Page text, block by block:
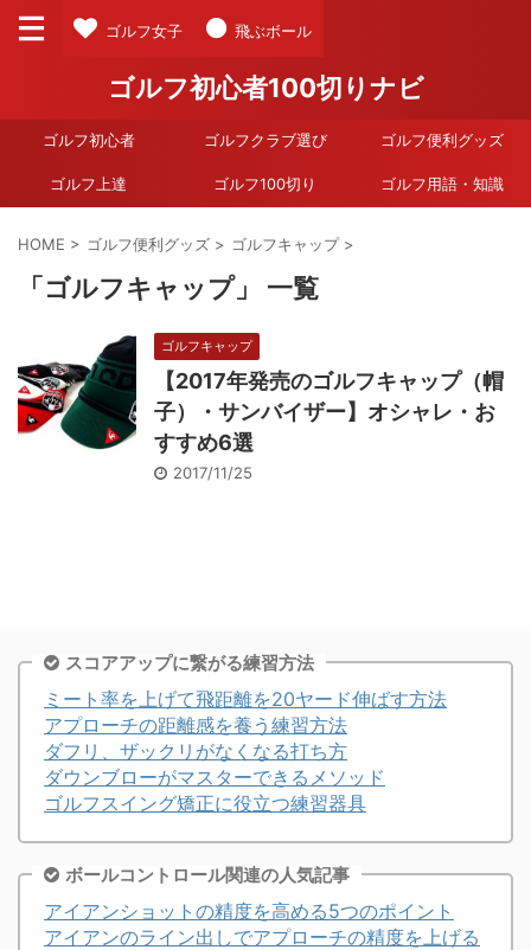
ゴルフ女子 飛ぶボール
ゴルフ初心者100切りナビ
ゴルフ初心者 ゴルフクラブ選び ゴルフ便利グッズ
ゴルフ上達 ゴルフ100切り ゴルフ用語・知識
HOME > ゴルフ便利グッズ > ゴルフキャップ >
「ゴルフキャップ」 一覧
ゴルフキャップ
【2017年発売のゴルフキャップ（帽
子）・サンバイザー】オシャレ・お
すすめ6選
2017/11/25
スコアアップに繋がる練習方法
ミート率を上げて飛距離を20ヤード伸ばす方法
アプローチの距離感を養う練習方法
ダフリ、ザックリがなくなる打ち方
ダウンブローがマスターできるメソッド
ゴルフスイング矯正に役立つ練習器具
ボールコントロール関連の人気記事
アイアンショットの精度を高める5つのポイント
アイアンのライン出しでアプローチの精度を上げる